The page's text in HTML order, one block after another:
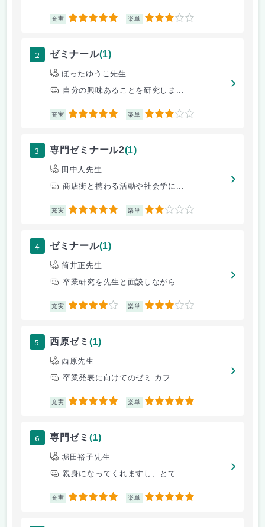
充実 5 楽単 3
2 ゼミナール(1)
ほったゆうこ先生
自分の興味あることを研究しま...
充実 5 楽単 3
3 専門ゼミナール2(1)
田中人先生
商店街と携わる活動や社会学に...
充実 5 楽単 2
4 ゼミナール(1)
筒井正先生
卒業研究を先生と面談しながら...
充実 4 楽単 3
5 西原ゼミ (1)
西原先生
卒業発表に向けてのゼミ カフ...
充実 5 楽単 5
6 専門ゼミ (1)
堀田裕子先生
親身になってくれますし、とて...
充実 5 楽単 5